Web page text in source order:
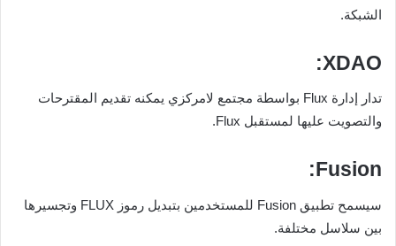
الشبكة.
XDAO:
تدار إدارة Flux بواسطة مجتمع لامركزي يمكنه تقديم المقترحات
والتصويت عليها لمستقبل Flux.
Fusion:
سيسمح تطبيق Fusion للمستخدمين بتبديل رموز FLUX وتجسيرها
بين سلاسل مختلفة.